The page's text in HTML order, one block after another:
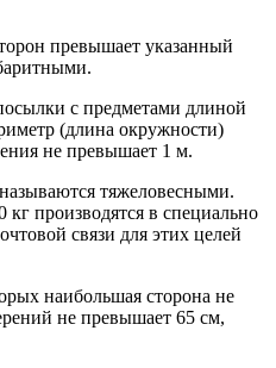
превышает указанный
с предметами длиной
(длина окружности)
не превышает 1 м.
тяжеловесными.
производятся в специально
связи для этих целей
наибольшая сторона не
не превышает 65 см,